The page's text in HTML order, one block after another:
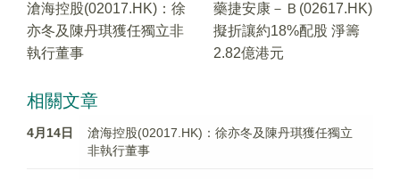
滄海控股(02017.HK)：徐
亦冬及陳丹琪獲任獨立非
執行董事
藥捷安康－Ｂ(02617.HK)
擬折讓約18%配股 淨籌
2.82億港元
相關文章
4月14日
滄海控股(02017.HK)：徐亦冬及陳丹琪獲任獨立
非執行董事